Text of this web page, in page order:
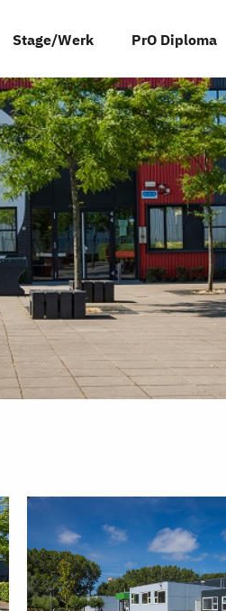
Stage/Werk PrO Diploma